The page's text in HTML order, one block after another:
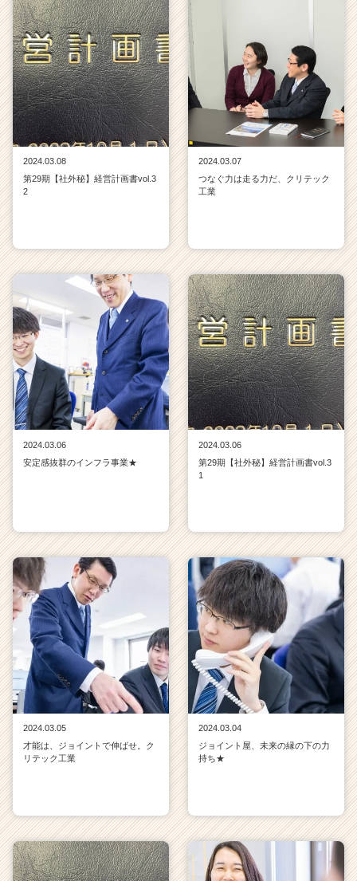
2024.03.08
第29期【社外秘】経営計画書vol.3
2
2024.03.07
つなぐ力は走る力だ、クリテック
工業
2024.03.06
安定感抜群のインフラ事業★
2024.03.06
第29期【社外秘】経営計画書vol.3
1
2024.03.05
才能は、ジョイントで伸ばせ。ク
リテック工業
2024.03.04
ジョイント屋、未来の縁の下の力
持ち★